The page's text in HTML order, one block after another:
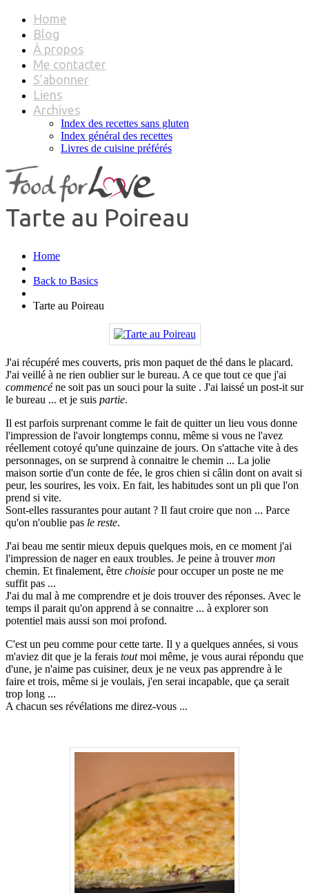
Home
Blog
À propos
Me contacter
S’abonner
Liens
Archives
Index des recettes sans gluten
Index général des recettes
Livres de cuisine préférés
Tarte au Poireau
Home
Back to Basics
Tarte au Poireau
J'ai récupéré mes couverts, pris mon paquet de thé dans le placard.
J'ai veillé à ne rien oublier sur le bureau. A ce que tout ce que j'ai
commencéne soit pas un souci pour la suite . J'ai laissé un post-it sur
le bureau ... et je suis partie.
Il est parfois surprenant comme le fait de quitter un lieu vous donne
l'impression de l'avoir longtemps connu, même si vous ne l'avez
réellement cotoyé qu'une quinzaine de jours. On s'attache vite à des
personnages, on se surprend à connaitre le chemin ... La jolie
maison sortie d'un conte de fée, le gros chien si câlin dont on avait si
peur, les sourires, les voix. En fait, les habitudes sont un pli que l'on
prend si vite.
Sont-elles rassurantes pour autant ? Il faut croire que non ... Parce
qu'on n'oublie pas le reste.
J'ai beau me sentir mieux depuis quelques mois, en ce moment j'ai
l'impression de nager en eaux troubles. Je peine à trouvermon
chemin. Et finalement, être choisie pour occuper un poste ne me
suffit pas ...
J'ai du mal à me comprendre et je dois trouver des réponses. Avec le
temps il parait qu'on apprend à se connaitre ... à explorer son
potentiel mais aussi son moi profond.
C'est un peu comme pour cette tarte. Il y a quelques années, si vous
m'aviez dit que je la ferais toutmoi même, je vous aurai répondu que
d'une, je n'aime pas cuisiner, deux je ne veux pas apprendre à le
faire et trois, même si je voulais, j'en serai incapable, que ça serait
trop long ...
A chacun ses révélations me direz-vous ...